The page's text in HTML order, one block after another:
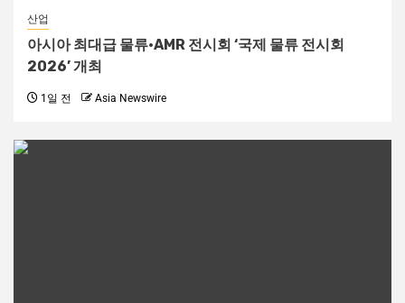
산업
아시아 최대급 물류·AMR 전시회 ‘국제 물류 전시회
2026’ 개최
1일 전 Asia Newswire